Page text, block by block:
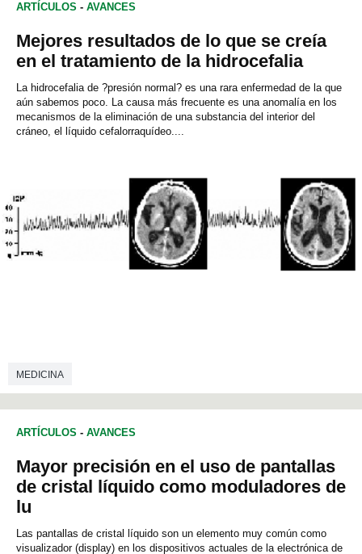
ARTÍCULOS - AVANCES
Mejores resultados de lo que se creía
en el tratamiento de la hidrocefalia
La hidrocefalia de ?presión normal? es una rara enfermedad de la que
aún sabemos poco. La causa más frecuente es una anomalía en los
mecanismos de la eliminación de una substancia del interior del
cráneo, el líquido cefalorraquídeo....
MEDICINA
ARTÍCULOS - AVANCES
Mayor precisión en el uso de pantallas
de cristal líquido como moduladores de
lu
Las pantallas de cristal líquido son un elemento muy común como
visualizador (display) en los dispositivos actuales de la electrónica de